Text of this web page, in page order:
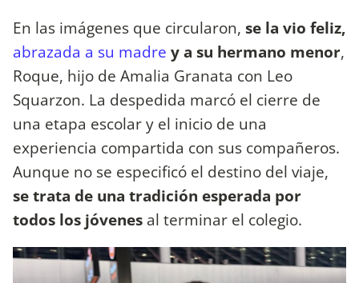
En las imágenes que circularon, se la vio feliz,
abrazada a su madre y a su hermano menor,
Roque, hijo de Amalia Granata con Leo
Squarzon. La despedida marcó el cierre de
una etapa escolar y el inicio de una
experiencia compartida con sus compañeros.
Aunque no se especificó el destino del viaje,
se trata de una tradición esperada por
todos los jóvenes al terminar el colegio.